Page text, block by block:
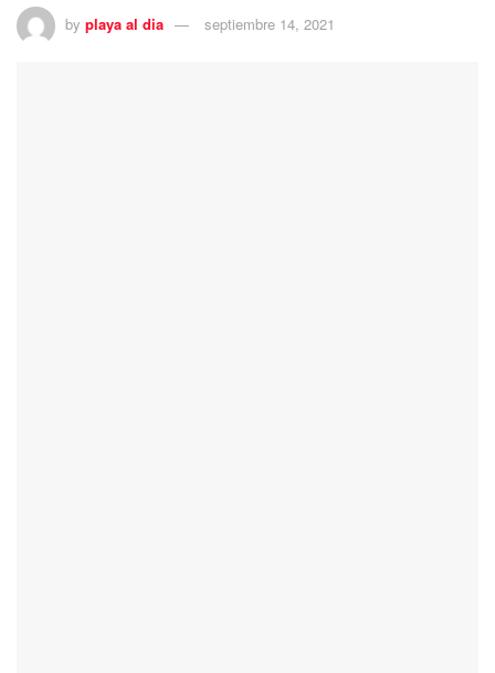
by playa al dia septiembre 14, 2021